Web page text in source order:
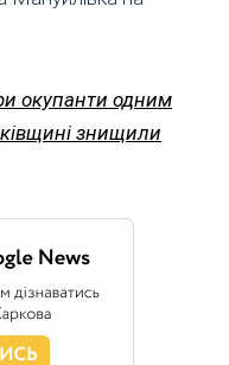
окупанти одним
знищили